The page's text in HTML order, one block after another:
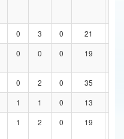
0 3 0 21
0 0 0 19
0 2 0 35
1 1 0 13
1 2 0 19